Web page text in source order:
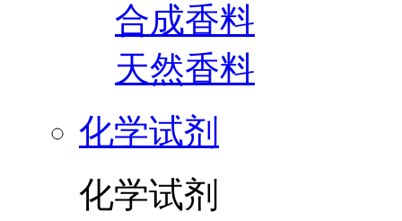
合成香料
天然香料
化学试剂
化学试剂